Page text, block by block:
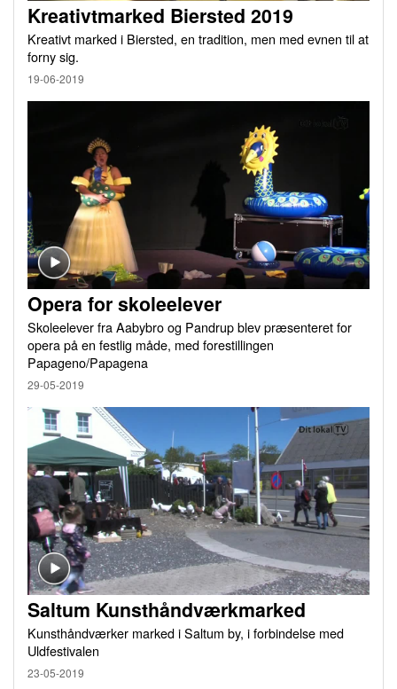
Kreativtmarked Biersted 2019
Kreativt marked i Biersted, en tradition, men med evnen til at
forny sig.
19-06-2019
Opera for skoleelever
Skoleelever fra Aabybro og Pandrup blev præsenteret for
opera på en festlig måde, med forestillingen
Papageno/Papagena
29-05-2019
Saltum Kunsthåndværkmarked
Kunsthåndværker marked i Saltum by, i forbindelse med
Uldfestivalen
23-05-2019